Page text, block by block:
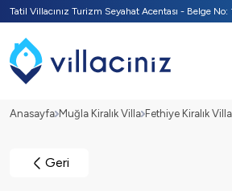
Tatil Villacınız Turizm Seyahat Acentası - Belge No:
Anasayfa Muğla Kiralık Villa Fethiye Kiralık Villa
Geri